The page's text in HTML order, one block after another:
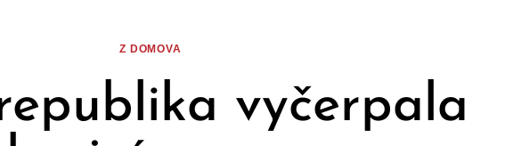
Z DOMOVA
vyčerpala